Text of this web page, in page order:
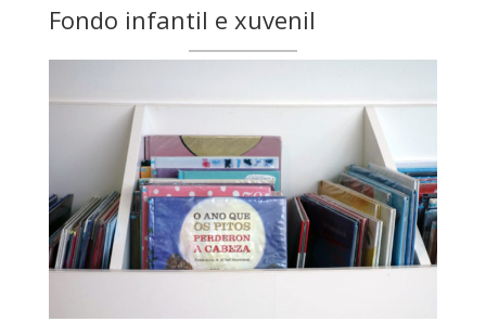
Fondo infantil e xuvenil